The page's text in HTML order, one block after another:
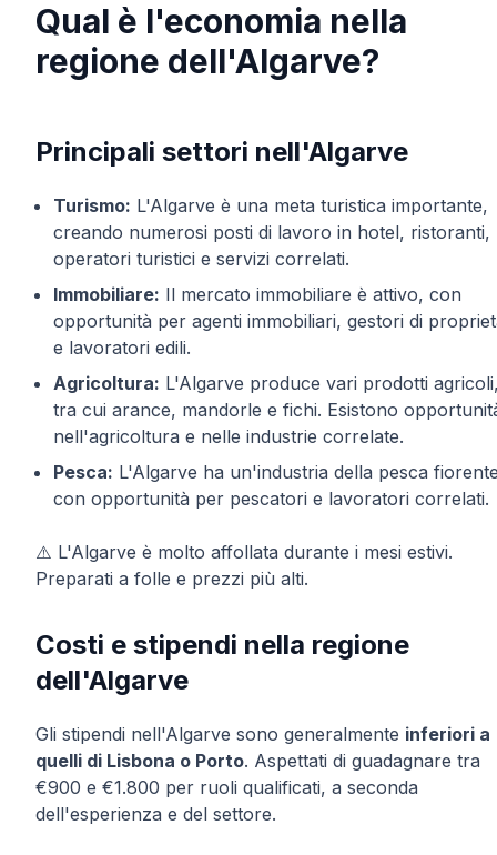
Qual è l'economia nella
regione dell'Algarve?
Principali settori nell'Algarve
Turismo: L'Algarve è una meta turistica importante,
creando numerosi posti di lavoro in hotel, ristoranti,
operatori turistici e servizi correlati.
Immobiliare: Il mercato immobiliare è attivo, con
opportunità per agenti immobiliari, gestori di
e lavoratori edili.
Agricoltura: L'Algarve produce vari prodotti
tra cui arance, mandorle e fichi. Esistono
nell'agricoltura e nelle industrie correlate.
Pesca: L'Algarve ha un'industria della pesca
con opportunità per pescatori e lavoratori correlati.
⚠️ L'Algarve è molto affollata durante i mesi estivi.
Preparati a folle e prezzi più alti.
Costi e stipendi nella regione
dell'Algarve
Gli stipendi nell'Algarve sono generalmente inferiori a
quelli di Lisbona o Porto. Aspettati di guadagnare tra
€900 e €1.800 per ruoli qualificati, a seconda
dell'esperienza e del settore.